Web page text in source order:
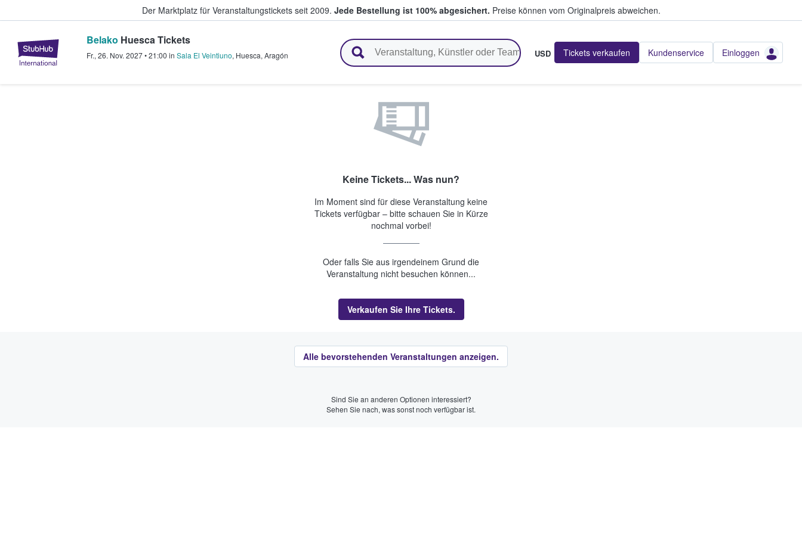
Der Marktplatz für Veranstaltungstickets seit 2009. Jede Bestellung ist 100% abgesichert. Preise können vom Originalpreis abweichen.
StubHub - Wo Fans Tickets kaufen & verkaufen
Belako Huesca Tickets
Fr., 26. Nov. 2027•21:00 in Sala El Veintiuno, Huesca, Aragón USD Tickets verkaufen Kundenservice Einloggen
Keine Tickets... Was nun?
Im Moment sind für diese Veranstaltung keine
Tickets verfügbar – bitte schauen Sie in Kürze
nochmal vorbei!
Oder falls Sie aus irgendeinem Grund die
Veranstaltung nicht besuchen können...
Verkaufen Sie Ihre Tickets.
Alle bevorstehenden Veranstaltungen anzeigen.
Sind Sie an anderen Optionen interessiert?
Sehen Sie nach, was sonst noch verfügbar ist.